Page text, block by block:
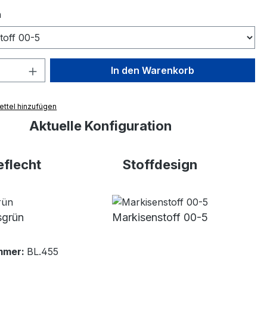
Anzahl: Gib den gewünschten Wert
In den Warenkorb
hinzufügen
Aktuelle Konfiguration
Stoffdesign
Markisenstoff 00-5
BL.455